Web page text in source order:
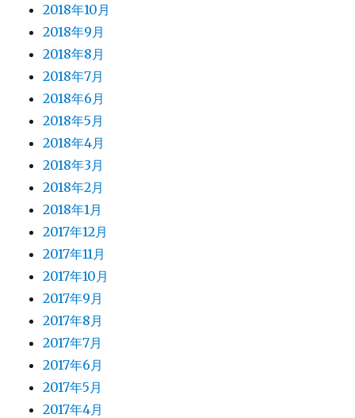
2018年10月
2018年9月
2018年8月
2018年7月
2018年6月
2018年5月
2018年4月
2018年3月
2018年2月
2018年1月
2017年12月
2017年11月
2017年10月
2017年9月
2017年8月
2017年7月
2017年6月
2017年5月
2017年4月